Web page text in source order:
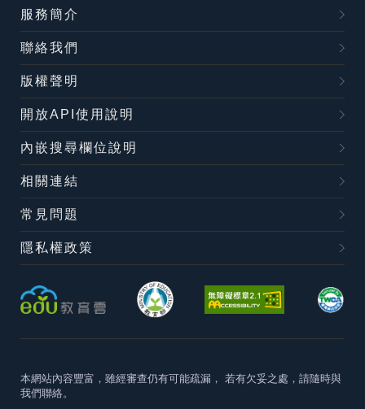
服務簡介
聯絡我們
版權聲明
開放API使用說明
內嵌搜尋欄位說明
相關連結
常見問題
隱私權政策
本網站內容豐富，雖經審查仍有可能疏漏， 若有欠妥之處，請隨時與
我們聯絡。